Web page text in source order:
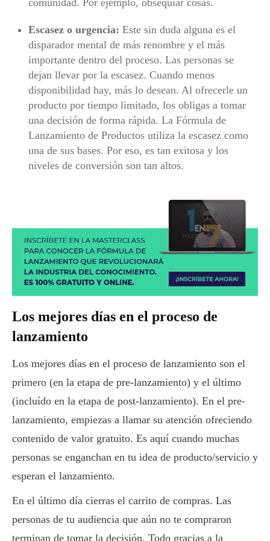
Escasez o urgencia: Este sin duda alguna es el
disparador mental de más renombre y el más
importante dentro del proceso. Las personas se
dejan llevar por la escasez. Cuando menos
disponibilidad hay, más lo desean. Al ofrecerle un
producto por tiempo limitado, los obligas a tomar
una decisión de forma rápida. La Fórmula de
Lanzamiento de Productos utiliza la escasez como
una de sus bases. Por eso, es tan exitosa y los
niveles de conversión son tan altos.
Los mejores días en el proceso de
lanzamiento
Los mejores días en el proceso de lanzamiento son el
primero (en la etapa de pre-lanzamiento) y el último
(incluído en la etapa de post-lanzamiento). En el pre-
lanzamiento, empiezas a llamar su atención ofreciendo
contenido de valor gratuito. Es aquí cuando muchas
personas se enganchan en tu idea de producto/servicio y
esperan el lanzamiento.
En el último día cierras el carrito de compras. Las
personas de tu audiencia que aún no te compraron
terminan de tomar la decisión. Todo gracias a la